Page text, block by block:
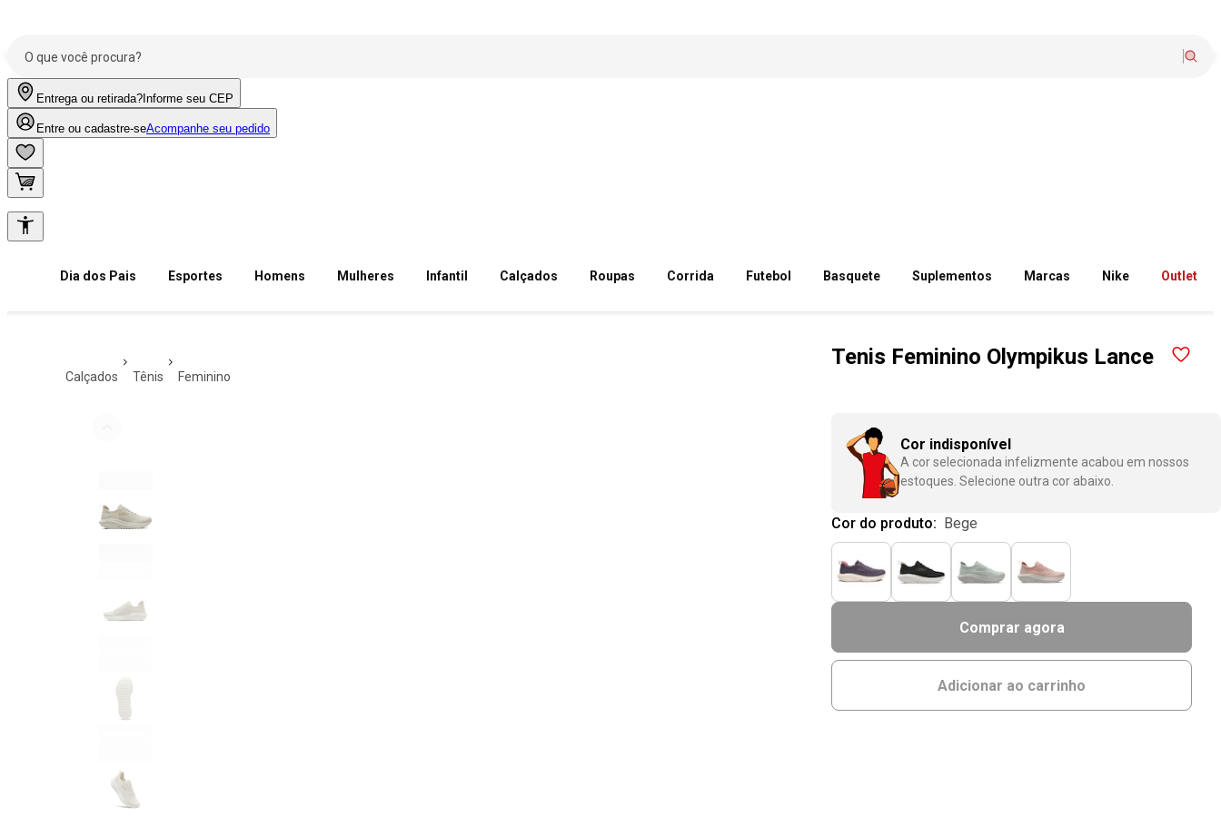
Entrega ou retirada? Informe seu CEP
Entre ou cadastre-seAcompanhe seu pedido
Dia dos Pais Esportes Homens Mulheres Infantil Calçados Roupas Corrida Futebol Basquete Suplementos Marcas Nike Outlet
calçados tênis feminino
Tenis Feminino Olympikus Lance
Cor indisponível
A cor selecionada infelizmente acabou em nossos
estoques. Selecione outra cor abaixo.
Cor do produto: bege
Comprar agora
Adicionar ao carrinho